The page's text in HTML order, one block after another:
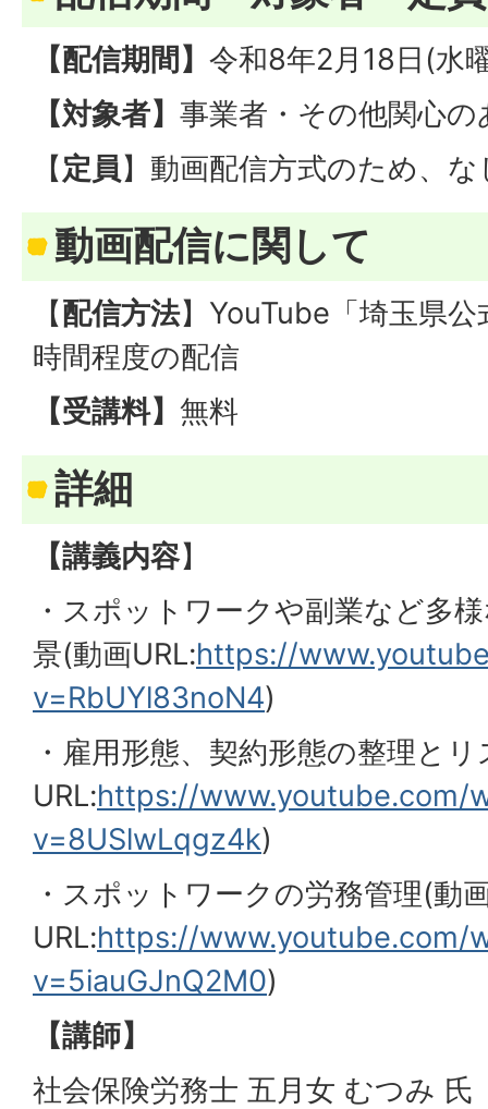
【配信期間】 令和8年2月18日(水
【対象者】 事業者・その他関心の
【定員】動画配信方式のため、な
動画配信に関して
【配信方法】YouTube「埼玉県
時間程度の配信
【受講料】 無料
詳細
【講義内容】
・スポットワークや副業など多
景(動画URL:https://
v=RbUYl83noN4)
・雇用形態、契約形態の整理と
URL:https://www.youtube.com/
v=8USlwLqgz4k)
・スポットワークの労務管理(動
URL:https://www.youtube.com/
v=5iauGJnQ2M0)
【講師】
社会保険労務士 五月女 むつみ 氏